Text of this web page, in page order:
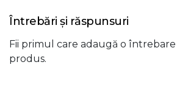
Întrebări și răspunsuri
Fii primul care adaugă o
produs.